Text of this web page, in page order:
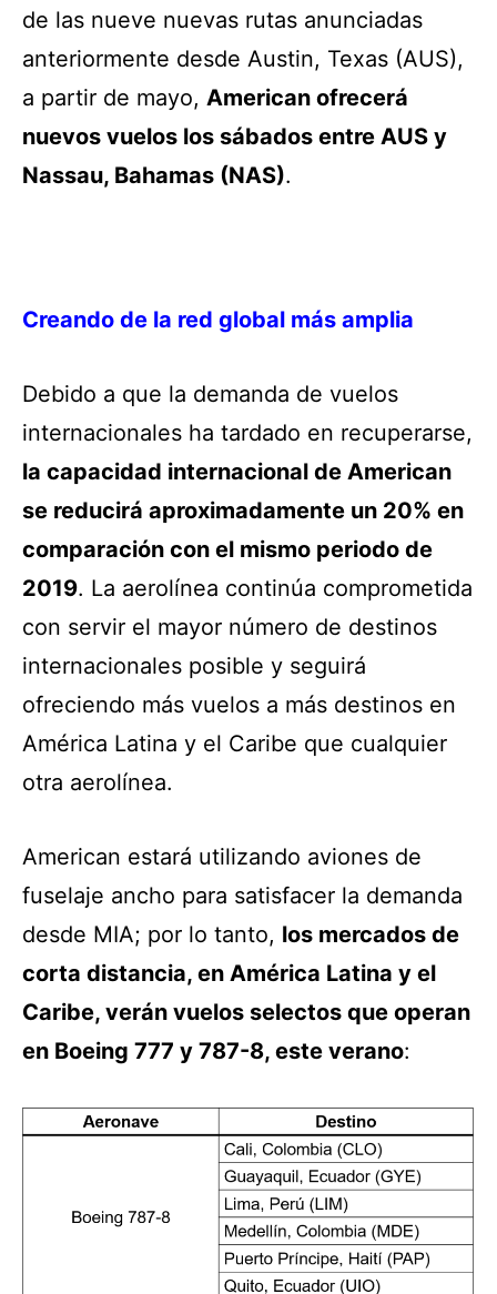
de las nueve nuevas rutas anunciadas
anteriormente desde Austin, Texas (AUS),
a partir de mayo, American ofrecerá
nuevos vuelos los sábados entre AUS y
Nassau, Bahamas (NAS).
Creando de la red global más amplia
Debido a que la demanda de vuelos
internacionales ha tardado en recuperarse,
la capacidad internacional de American
se reducirá aproximadamente un 20% en
comparación con el mismo periodo de
2019. La aerolínea continúa comprometida
con servir el mayor número de destinos
internacionales posible y seguirá
ofreciendo más vuelos a más destinos en
América Latina y el Caribe que cualquier
otra aerolínea.
American estará utilizando aviones de
fuselaje ancho para satisfacer la demanda
desde MIA; por lo tanto, los mercados de
corta distancia, en América Latina y el
Caribe, verán vuelos selectos que operan
en Boeing 777 y 787-8, este verano: